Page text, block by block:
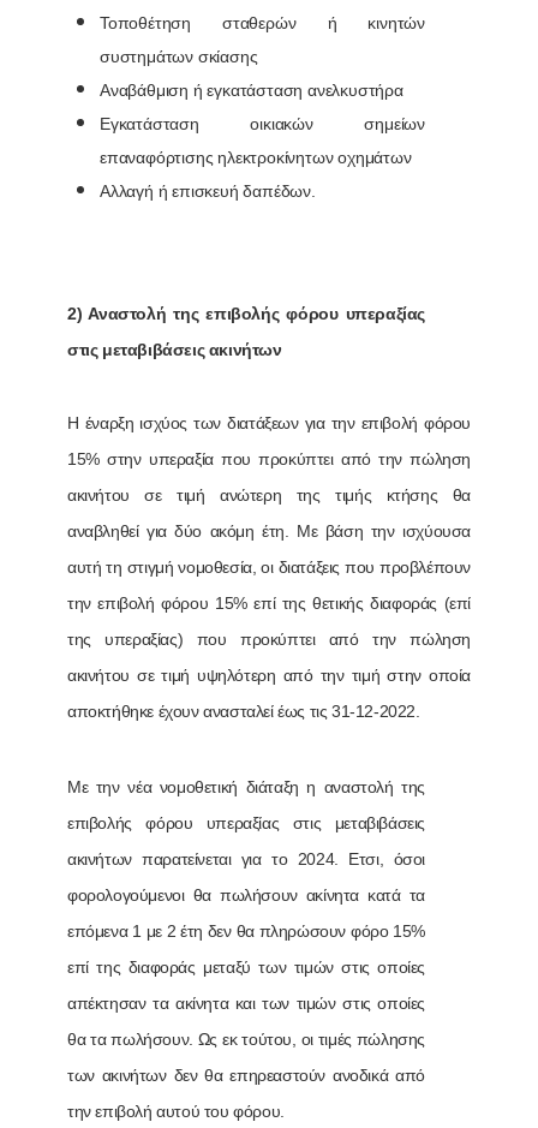
Τοποθέτηση σταθερών ή κινητών
συστημάτων σκίασης
Αναβάθμιση ή εγκατάσταση ανελκυστήρα
Εγκατάσταση οικιακών σημείων
επαναφόρτισης ηλεκτροκίνητων οχημάτων
Αλλαγή ή επισκευή δαπέδων.
2) Αναστολή της επιβολής φόρου υπεραξίας
στις μεταβιβάσεις ακινήτων
Η έναρξη ισχύος των διατάξεων για την επιβολή φόρου
15% στην υπεραξία που προκύπτει από την πώληση
ακινήτου σε τιμή ανώτερη της τιμής κτήσης θα
αναβληθεί για δύο ακόμη έτη. Με βάση την ισχύουσα
αυτή τη στιγμή νομοθεσία, οι διατάξεις που προβλέπουν
την επιβολή φόρου 15% επί της θετικής διαφοράς (επί
της υπεραξίας) που προκύπτει από την πώληση
ακινήτου σε τιμή υψηλότερη από την τιμή στην οποία
αποκτήθηκε έχουν ανασταλεί έως τις 31-12-2022.
Με την νέα νομοθετική διάταξη η αναστολή της
επιβολής φόρου υπεραξίας στις μεταβιβάσεις
ακινήτων παρατείνεται για το 2024. Ετσι, όσοι
φορολογούμενοι θα πωλήσουν ακίνητα κατά τα
επόμενα 1 με 2 έτη δεν θα πληρώσουν φόρο 15%
επί της διαφοράς μεταξύ των τιμών στις οποίες
απέκτησαν τα ακίνητα και των τιμών στις οποίες
θα τα πωλήσουν. Ως εκ τούτου, οι τιμές πώλησης
των ακινήτων δεν θα επηρεαστούν ανοδικά από
την επιβολή αυτού του φόρου.